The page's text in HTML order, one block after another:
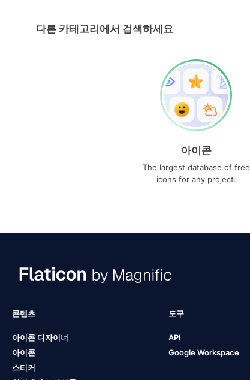
다른 카테고리에서 검색하세요
아이콘
The largest database of free
icons for any project.
콘텐츠
아이콘 디자이너
아이콘
스티커
도구
API
Google Workspace